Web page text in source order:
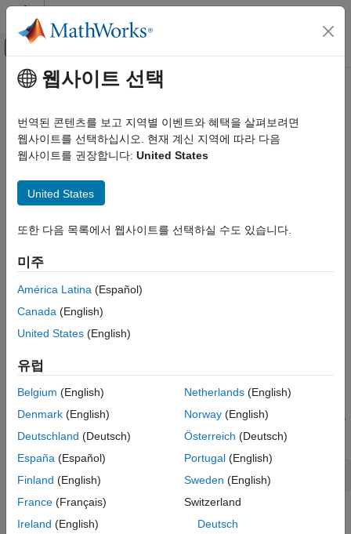
콘텐츠로 바로 가기
오프캔버스 탐색 메뉴 토글
문서 홈
Industrial Communication Toolbox
Modbus 통신
Industrial Communication Toolbox 시작하기
Modbus 연결 생성
주요 콘텐츠
이 페이지는 기계 번역을 사용하여 번역되었습니다. 영어 원문을
Modbus연결 생성
Industrial Communication Toolbox™는 TCP/IP 또는 직렬 RTU를
통해 Modbus 인터페이스를 지원합니다. 이를 사용하여 PLC와
다음과 같습니다.
서버 또는 하드웨어와의 Modbus 연결을 생성합니다.
온도 조절기와의 통신 같은 읽기 및 쓰기 작업을 수행합니다.
Modbus 인터페이스를 통해 통신하려면 먼저 modbus
함수를
사용하여 Modbus 객체를 생성해야 합니다. 객체를 생성하는 것은
연결을 만드는 것과 같습니다. 구문은 다음과 같습니다.
<objname> = modbus('Transport','DeviceAddress')
웹사이트 선택
번역된 콘텐츠를 보고 지역별 이벤트와 혜택을 살펴보려면
웹사이트를 선택하십시오. 현재 계신 지역에 따라 다음
웹사이트를 권장합니다: United States
United States
또한 다음 목록에서 웹사이트를 선택하실 수도 있습니다.
미주
América Latina (Español)
Canada (English)
United States (English)
유럽
Belgium (English)
Denmark (English)
Deutschland (Deutsch)
España (Español)
Finland (English)
France (Français)
Ireland (English)
Netherlands(English)
Norway(English)
Österreich (Deutsch)
Portugal(English)
Sweden (English)
Switzerland
Deutsch